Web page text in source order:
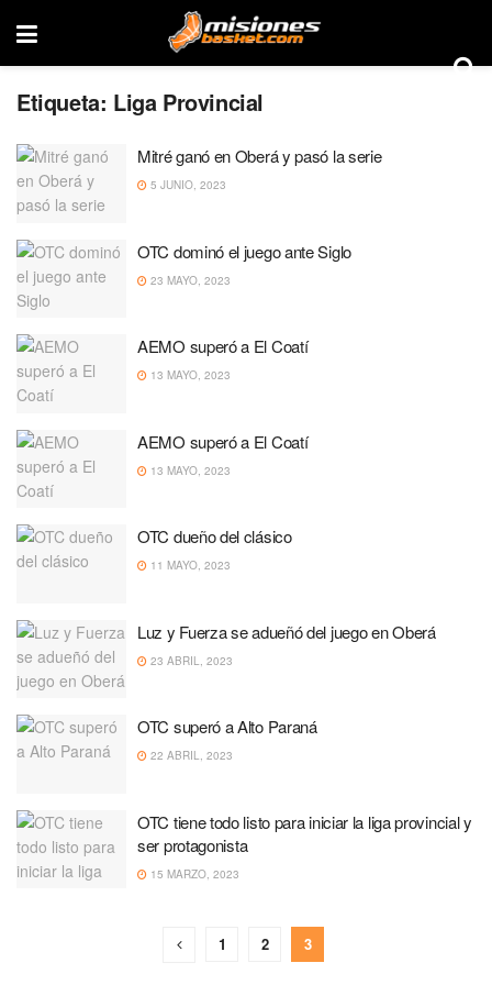
Etiqueta: Liga Provincial
Mitré ganó en Oberá y pasó la serie
5 JUNIO, 2023
OTC dominó el juego ante Siglo
23 MAYO, 2023
AEMO superó a El Coatí
13 MAYO, 2023
AEMO superó a El Coatí
13 MAYO, 2023
OTC dueño del clásico
11 MAYO, 2023
Luz y Fuerza se adueñó del juego en Oberá
23 ABRIL, 2023
OTC superó a Alto Paraná
22 ABRIL, 2023
OTC tiene todo listo para iniciar la liga provincial y
ser protagonista
15 MARZO, 2023
1 2 3